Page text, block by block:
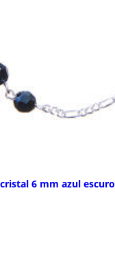
6 mm azul escuro